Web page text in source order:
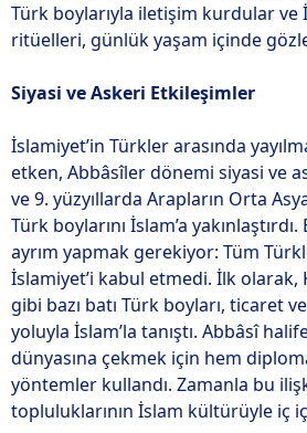
Türk boylarıyla iletişim kurdular ve
ritüelleri, günlük yaşam içinde
Siyasi ve Askeri Etkileşimler
İslamiyet’in Türkler arasında
etken, Abbâsîler dönemi siyasi ve
ve 9. yüzyıllarda Arapların Orta
Türk boylarını İslam’a
ayrım yapmak gerekiyor: Tüm
İslamiyet’i kabul etmedi. İlk
gibi bazı batı Türk boyları, ticaret
yoluyla İslam’la tanıştı. Abbâsî
dünyasına çekmek için hem
yöntemler kullandı. Zamanla bu
topluluklarının İslam kültürüyle iç